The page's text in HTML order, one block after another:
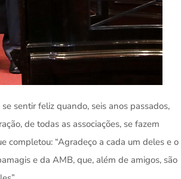
sentir feliz quando, seis anos passados,
de todas as associações, se fazem
completou: “Agradeço a cada um deles e o
e da AMB, que, além de amigos, são